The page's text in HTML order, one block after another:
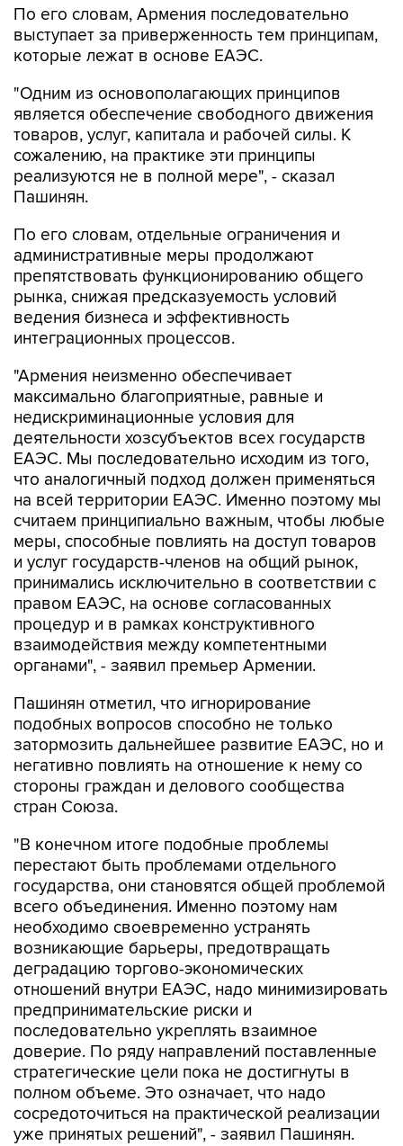
По его словам, Армения последовательно
выступает за приверженность тем принципам,
которые лежат в основе ЕАЭС.
"Одним из основополагающих принципов
является обеспечение свободного движения
товаров, услуг, капитала и рабочей силы. К
сожалению, на практике эти принципы
реализуются не в полной мере", - сказал
Пашинян.
По его словам, отдельные ограничения и
административные меры продолжают
препятствовать функционированию общего
рынка, снижая предсказуемость условий
ведения бизнеса и эффективность
интеграционных процессов.
"Армения неизменно обеспечивает
максимально благоприятные, равные и
недискриминационные условия для
деятельности хозсубъектов всех государств
ЕАЭС. Мы последовательно исходим из того,
что аналогичный подход должен применяться
на всей территории ЕАЭС. Именно поэтому мы
считаем принципиально важным, чтобы любые
меры, способные повлиять на доступ товаров
и услуг государств-членов на общий рынок,
принимались исключительно в соответствии с
правом ЕАЭС, на основе согласованных
процедур и в рамках конструктивного
взаимодействия между компетентными
органами", - заявил премьер Армении.
Пашинян отметил, что игнорирование
подобных вопросов способно не только
затормозить дальнейшее развитие ЕАЭС, но и
негативно повлиять на отношение к нему со
стороны граждан и делового сообщества
стран Союза.
"В конечном итоге подобные проблемы
перестают быть проблемами отдельного
государства, они становятся общей проблемой
всего объединения. Именно поэтому нам
необходимо своевременно устранять
возникающие барьеры, предотвращать
деградацию торгово-экономических
отношений внутри ЕАЭС, надо минимизировать
предпринимательские риски и
последовательно укреплять взаимное
доверие. По ряду направлений поставленные
стратегические цели пока не достигнуты в
полном объеме. Это означает, что надо
сосредоточиться на практической реализации
уже принятых решений", - заявил Пашинян.